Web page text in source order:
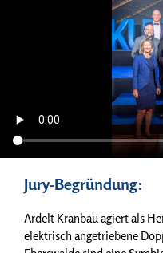
Jury-Begründung:
Ardelt Kranbau agiert als
elektrisch angetriebene